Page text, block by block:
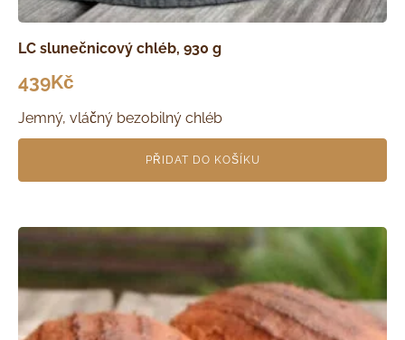
LC slunečnicový chléb, 930 g
439Kč
Jemný, vláčný bezobilný chléb
PŘIDAT DO KOŠÍKU